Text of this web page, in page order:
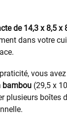
de 14,3 x 8,5 x
dans votre
vous
bambou (29,5 x
plusieurs boîtes